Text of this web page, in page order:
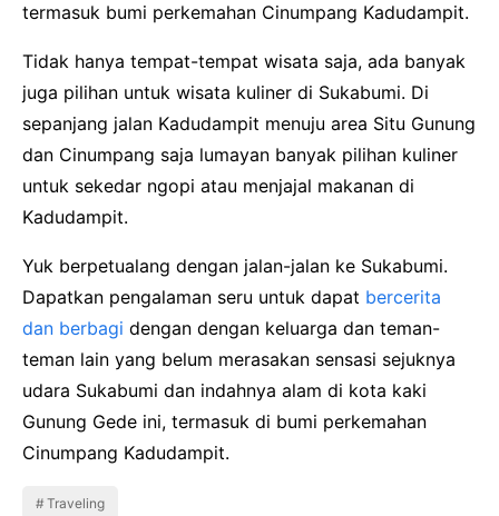
termasuk bumi perkemahan Cinumpang Kadudampit.
Tidak hanya tempat-tempat wisata saja, ada banyak
juga pilihan untuk wisata kuliner di Sukabumi. Di
sepanjang jalan Kadudampit menuju area Situ Gunung
dan Cinumpang saja lumayan banyak pilihan kuliner
untuk sekedar ngopi atau menjajal makanan di
Kadudampit.
Yuk berpetualang dengan jalan-jalan ke Sukabumi.
Dapatkan pengalaman seru untuk dapat bercerita
dan berbagi dengan dengan keluarga dan teman-
teman lain yang belum merasakan sensasi sejuknya
udara Sukabumi dan indahnya alam di kota kaki
Gunung Gede ini, termasuk di bumi perkemahan
Cinumpang Kadudampit.
Traveling